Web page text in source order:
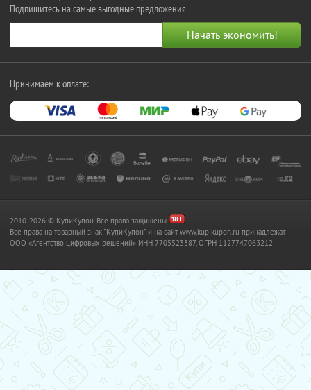
Подпишитесь на самые выгодные предложения
Принимаем к оплате:
2010-2026 © КупиКупон. Все права защищены.
Все права на товарный знак "КупиКупон" и на сайт www.kupikupon.ru принадлежат
OOO «Агентство цифровых решений» ИНН 7705523387, ОГРН 1127747063212